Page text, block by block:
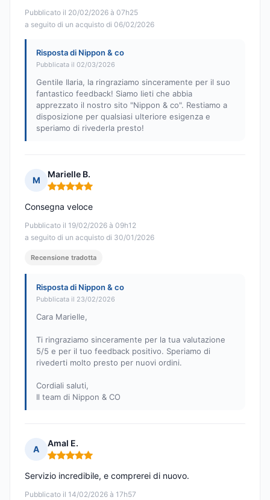
Pubblicato il 20/02/2026 à 07h25
a seguito di un acquisto di 06/02/2026
Risposta di Nippon & co
Pubblicata il 02/03/2026
Gentile Ilaria, la ringraziamo sinceramente per il suo
fantastico feedback! Siamo lieti che abbia
apprezzato il nostro sito "Nippon & co". Restiamo a
disposizione per qualsiasi ulteriore esigenza e
speriamo di rivederla presto!
M
Marielle B.
Nota: 5 su 5
Pubblicato il 19/02/2026 à 09h12
a seguito di un acquisto di 30/01/2026
Consegna veloce
Recensione tradotta
Risposta di Nippon & co
Pubblicata il 23/02/2026
Cara Marielle,
Ti ringraziamo sinceramente per la tua valutazione
5/5 e per il tuo feedback positivo. Speriamo di
rivederti molto presto per nuovi ordini.
Cordiali saluti,
Il team di Nippon & CO
A
Amal E.
Nota: 5 su 5
Pubblicato il 14/02/2026 à 17h57
Servizio incredibile, e comprerei di nuovo.